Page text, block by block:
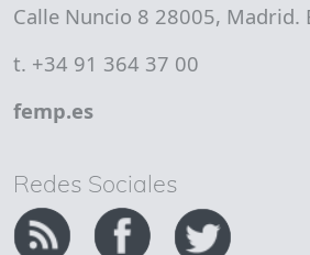
Calle Nuncio 8 28005, Madrid.
t. +34 91 364 37 00
femp.es
Redes Sociales